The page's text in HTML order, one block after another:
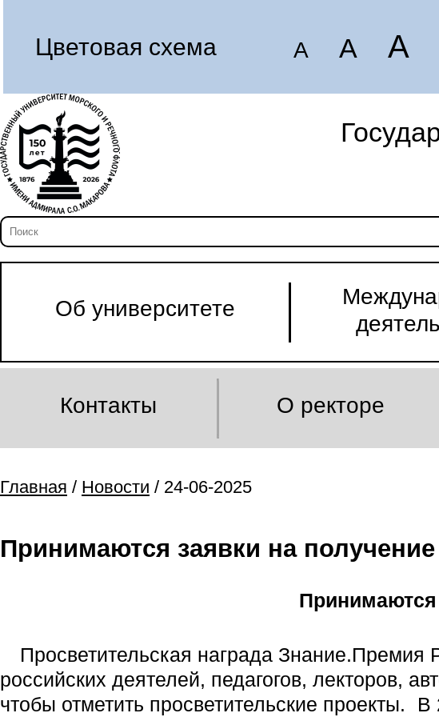
Цветовая схема A A A
Об университете
Контакты О ректоре
Главная / Новости / 24-06-2025
Принимаются заявки на
Принимаются
Просветительская награда
российских деятелей, педагогов, лекторов,
чтобы отметить просветительские проекты.